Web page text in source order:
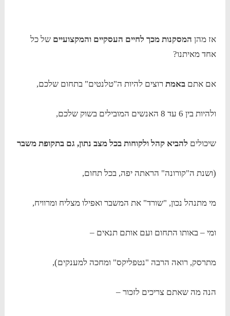
אז מהן המסקנות מכך לחיים העסקיים והמקצועיים של כל
אחד מאיתנו?
אם אתםבאמת רוצים להיות ה"טלנטים" בתחום שלכם,
ולהיות בין 6 עד 8 האנשים המובילים בשוק שלכם,
שיכולים להביא קהל ולקוחות בכל מצב נתון, גם בתקופת משבר
(ושנת ה"קורונה" הראתה יפה, בכל תחום,
מי מתנהל נכון, "שורד" את המשבר ואפילו מצליח ומרוויח,
ומי – באותו התחום ועם אותם תנאים –
מתרסק, רואה הרבה "נטפליקס" ומחכה למענקים),
הנה מה שאתם צריכים לזכור –